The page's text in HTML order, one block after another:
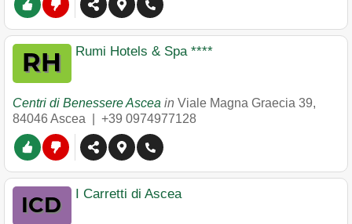
Rumi Hotels & Spa ****
Centri di Benessere Ascea in Viale Magna Graecia 39,
84046 Ascea +39 0974977128
I Carretti di Ascea